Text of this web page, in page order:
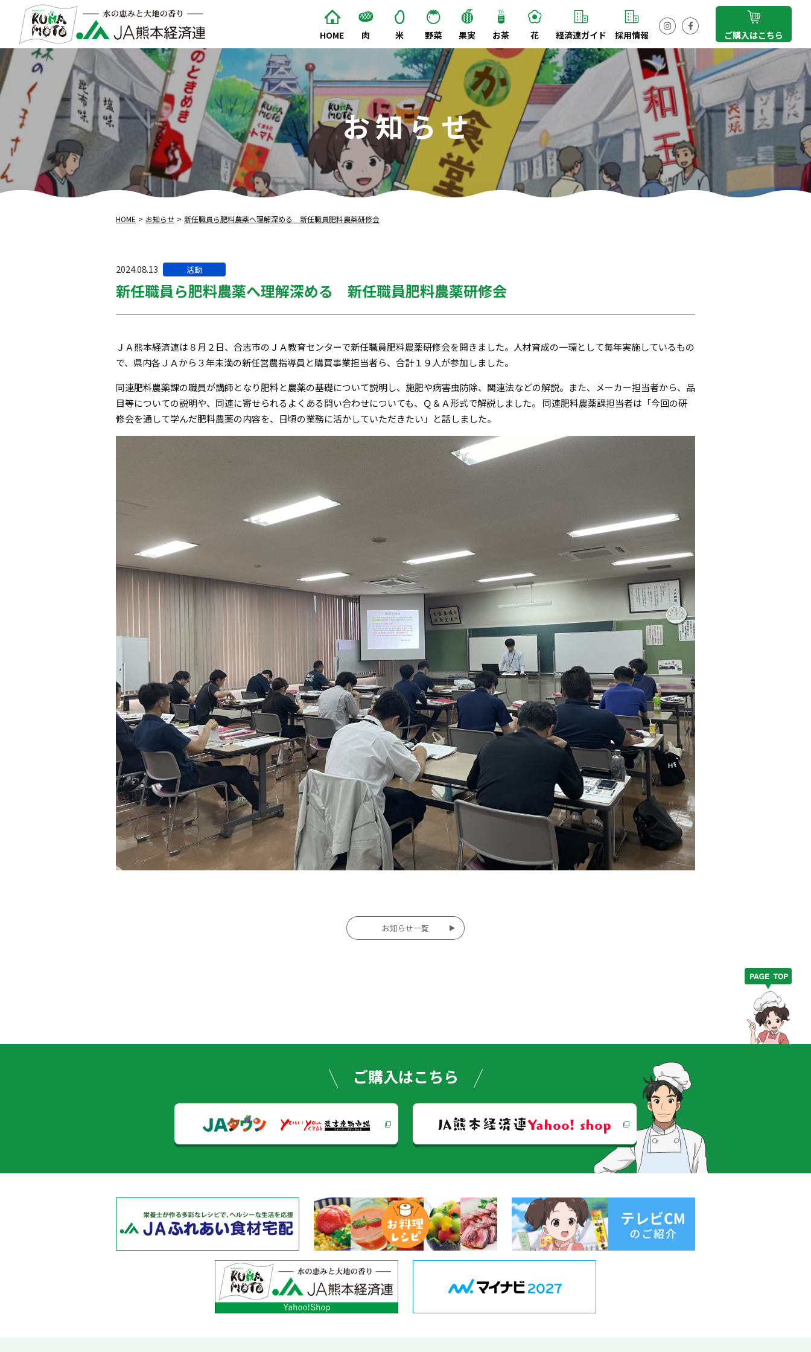
HOME 肉 米 野菜 果実 お茶 花 経済連ガイド 採用情報 ご購入はこちら
InstagramFacebook
お知らせ
HOME お知らせ 新任職員ら肥料農薬へ理解深める 新任職員肥料農薬研修会
2024.08.13 カ
テ
ゴ
リー:
活動
新任職員ら肥料農薬へ理解深める 新任職員肥料農薬研修会
ＪＡ熊本経済連は８月２日、合志市のＪＡ教育センターで新任職員肥料農薬研修会を開きました。人材育成の一環として毎年実施しているもの
で、県内各ＪＡから３年未満の新任営農指導員と購買事業担当者ら、合計１９人が参加しました。
同連肥料農薬課の職員が講師となり肥料と農薬の基礎について説明し、施肥や病害虫防除、関連法などの解説。また、メーカー担当者から、品
目等についての説明や、同連に寄せられるよくある問い合わせについても、Ｑ＆Ａ形式で解説しました。 同連肥料農薬課担当者は「今回の研
修会を通して学んだ肥料農薬の内容を、日頃の業務に活かしていただきたい」と話しました。
ビ
ゲー
ショ
ン
お知らせ一覧
ご購入はこちら
JA熊本経済連Yahoo! shop